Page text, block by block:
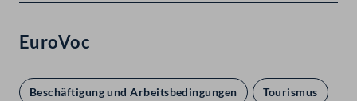
EuroVoc
Beschäftigung und Arbeitsbedingungen Tourismus